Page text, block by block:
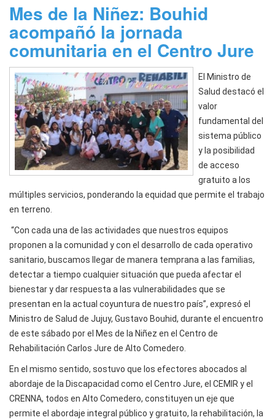
Mes de la Niñez: Bouhid
acompañó la jornada
comunitaria en el Centro Jure
El Ministro de
Salud destacó el
valor
fundamental del
sistema público
y la posibilidad
de acceso
gratuito a los
múltiples servicios, ponderando la equidad que permite el trabajo
en terreno.
“Con cada una de las actividades que nuestros equipos
proponen a la comunidad y con el desarrollo de cada operativo
sanitario, buscamos llegar de manera temprana a las familias,
detectar a tiempo cualquier situación que pueda afectar el
bienestar y dar respuesta a las vulnerabilidades que se
presentan en la actual coyuntura de nuestro país”, expresó el
Ministro de Salud de Jujuy, Gustavo Bouhid, durante el encuentro
de este sábado por el Mes de la Niñez en el Centro de
Rehabilitación Carlos Jure de Alto Comedero.
En el mismo sentido, sostuvo que los efectores abocados al
abordaje de la Discapacidad como el Centro Jure, el CEMIR y el
CRENNA, todos en Alto Comedero, constituyen un eje que
permite el abordaje integral público y gratuito, la rehabilitación, la